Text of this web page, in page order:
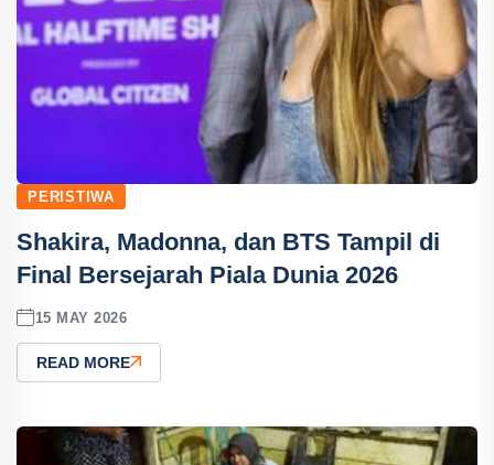
PERISTIWA
Shakira, Madonna, dan BTS Tampil di
Final Bersejarah Piala Dunia 2026
15 MAY 2026
READ MORE